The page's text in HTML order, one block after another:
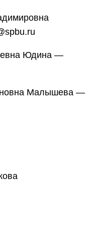
Юдина —
Малышева —